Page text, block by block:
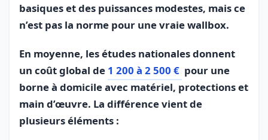
basiques et des puissances modestes, mais ce
n’est pas la norme pour une vraie wallbox.
En moyenne, les études nationales donnent
un coût global de 1 200 à 2 500 € pour une
borne à domicile avec matériel, protections et
main d’œuvre. La différence vient de
plusieurs éléments :